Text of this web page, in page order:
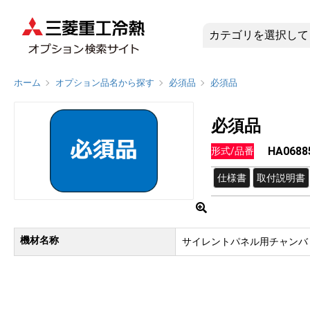
ホーム オプション品名から探す 必須品 必須品
必須品
形式/品番
仕様書 取付説明書
機材名称 サイレントパネル用チャンバ